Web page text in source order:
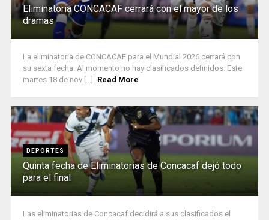
Eliminatoria CONCACAF cerrará con el mayor de los
dramas
La eliminatoria de CONCACAF para el Mundial 2026 cerrará con
su sexta fecha. Al momento no hay clasificados definidos. Este
martes 18 de nov [...]
Read More
DEPORTES
Quinta fecha de Eliminatorias de Concacaf dejó todo
para el final
Las eliminatorias de Concacaf decidirá a sus clasificados el